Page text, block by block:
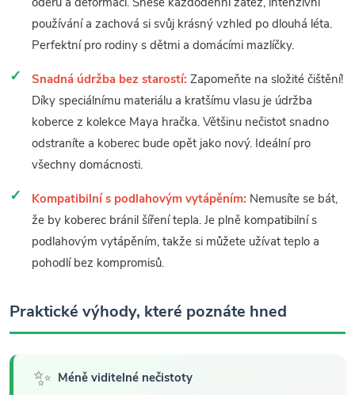
používání a zachová si svůj krásný vzhled po dlouhá léta.
Perfektní pro rodiny s dětmi a domácími mazlíčky.
Snadná údržba bez starostí: Zapomeňte na složité čištění!
Díky speciálnímu materiálu a kratšímu vlasu je údržba
koberce z kolekce Maya hračka. Většinu nečistot snadno
odstraníte a koberec bude opět jako nový. Ideální pro
všechny domácnosti.
Kompatibilní s podlahovým vytápěním: Nemusíte se bát,
že by koberec bránil šíření tepla. Je plně kompatibilní s
podlahovým vytápěním, takže si můžete užívat teplo a
pohodlí bez kompromisů.
Praktické výhody, které poznáte hned
✨ Méně viditelné nečistoty